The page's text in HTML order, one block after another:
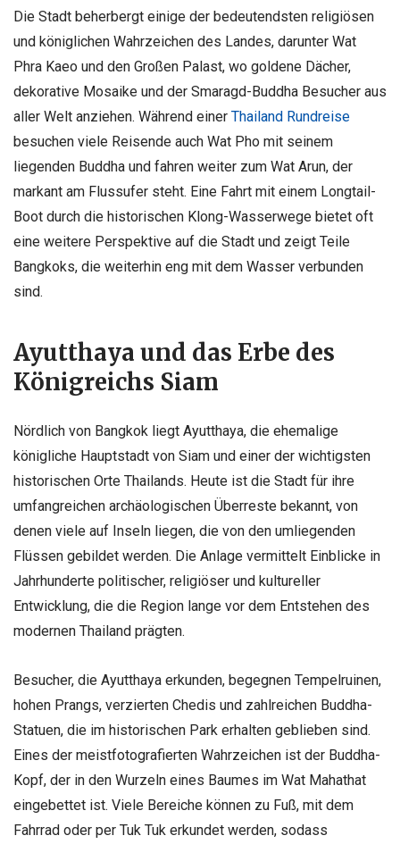
Die Stadt beherbergt einige der bedeutendsten religiösen
und königlichen Wahrzeichen des Landes, darunter Wat
Phra Kaeo und den Großen Palast, wo goldene Dächer,
dekorative Mosaike und der Smaragd-Buddha Besucher aus
aller Welt anziehen. Während einer Thailand Rundreise
besuchen viele Reisende auch Wat Pho mit seinem
liegenden Buddha und fahren weiter zum Wat Arun, der
markant am Flussufer steht. Eine Fahrt mit einem Longtail-
Boot durch die historischen Klong-Wasserwege bietet oft
eine weitere Perspektive auf die Stadt und zeigt Teile
Bangkoks, die weiterhin eng mit dem Wasser verbunden
sind.
Ayutthaya und das Erbe des
Königreichs Siam
Nördlich von Bangkok liegt Ayutthaya, die ehemalige
königliche Hauptstadt von Siam und einer der wichtigsten
historischen Orte Thailands. Heute ist die Stadt für ihre
umfangreichen archäologischen Überreste bekannt, von
denen viele auf Inseln liegen, die von den umliegenden
Flüssen gebildet werden. Die Anlage vermittelt Einblicke in
Jahrhunderte politischer, religiöser und kultureller
Entwicklung, die die Region lange vor dem Entstehen des
modernen Thailand prägten.
Besucher, die Ayutthaya erkunden, begegnen Tempelruinen,
hohen Prangs, verzierten Chedis und zahlreichen Buddha-
Statuen, die im historischen Park erhalten geblieben sind.
Eines der meistfotografierten Wahrzeichen ist der Buddha-
Kopf, der in den Wurzeln eines Baumes im Wat Mahathat
eingebettet ist. Viele Bereiche können zu Fuß, mit dem
Fahrrad oder per Tuk Tuk erkundet werden, sodass